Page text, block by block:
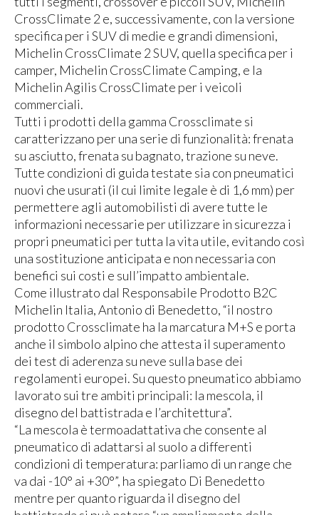
CrossClimate 2 e, successivamente, con la versione
specifica per i SUV di medie e grandi dimensioni,
Michelin CrossClimate 2 SUV, quella specifica per i
camper, Michelin CrossClimate Camping, e la
Michelin Agilis CrossClimate per i veicoli
commerciali.
Tutti i prodotti della gamma Crossclimate si
caratterizzano per una serie di funzionalità: frenata
su asciutto, frenata su bagnato, trazione su neve.
Tutte condizioni di guida testate sia con pneumatici
nuovi che usurati (il cui limite legale è di 1,6 mm) per
permettere agli automobilisti di avere tutte le
informazioni necessarie per utilizzare in sicurezza i
propri pneumatici per tutta la vita utile, evitando così
una sostituzione anticipata e non necessaria con
benefici sui costi e sull’impatto ambientale.
Come illustrato dal Responsabile Prodotto B2C
Michelin Italia, Antonio di Benedetto, “il nostro
prodotto Crossclimate ha la marcatura M+S e porta
anche il simbolo alpino che attesta il superamento
dei test di aderenza su neve sulla base dei
regolamenti europei. Su questo pneumatico abbiamo
lavorato sui tre ambiti principali: la mescola, il
disegno del battistrada e l’architettura”.
“La mescola è termoadattativa che consente al
pneumatico di adattarsi al suolo a differenti
condizioni di temperatura: parliamo di un range che
va dai -10° ai +30°”, ha spiegato Di Benedetto
mentre per quanto riguarda il disegno del